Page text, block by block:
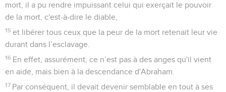
mort, il a pu rendre impuissant celui qui exerçait le pouvoir
de la mort, c'est-à-dire le diable,
15 et libérer tous ceux que la peur de la mort retenait leur vie
durant dans l’esclavage.
16 En effet, assurément, ce n’est pas à des anges qu'il vient
en aide, mais bien à la descendance d'Abraham.
17 Par conséquent, il devait devenir semblable en tout à ses